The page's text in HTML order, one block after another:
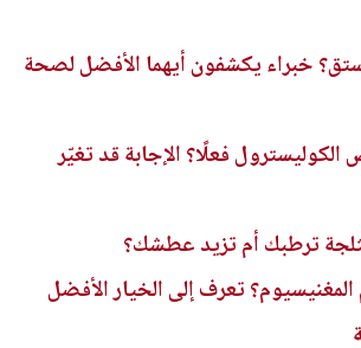
خبراء يكشفون أيهما الأفضل لصحة
فعلًا؟ الإجابة قد تغيّر
ترطبك أم تزيد عطشك؟
المغنيسيوم؟ تعرف إلى الخيار الأفضل